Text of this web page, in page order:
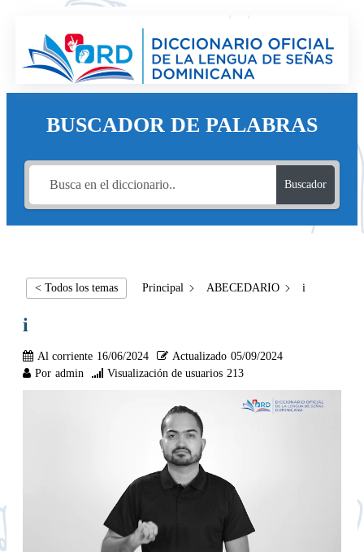
BUSCADOR DE PALABRAS
Buscador
< Todos los temas Principal ABECEDARIO i
i
Al corriente 16/06/2024 Actualizado 05/09/2024
Por admin Visualización de usuarios 213